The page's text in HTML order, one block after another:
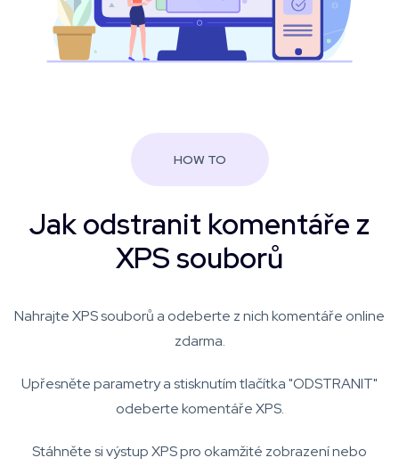
HOW TO
Jak odstranit komentáře z
XPS souborů
Nahrajte XPS souborů a odeberte z nich komentáře online
zdarma.
Upřesněte parametry a stisknutím tlačítka "ODSTRANIT"
odeberte komentáře XPS.
Stáhněte si výstup XPS pro okamžité zobrazení nebo